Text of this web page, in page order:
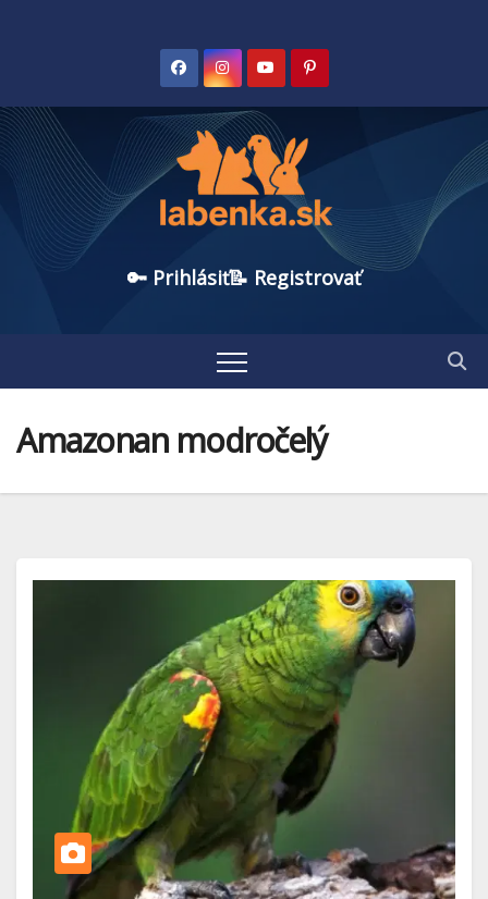
🔑 Prihlásiť📝 Registrovať
Amazonan modročelý